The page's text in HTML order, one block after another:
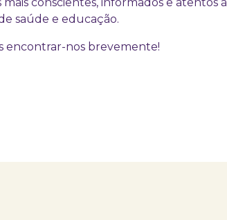
saúde e educação.
encontrar-nos brevemente!